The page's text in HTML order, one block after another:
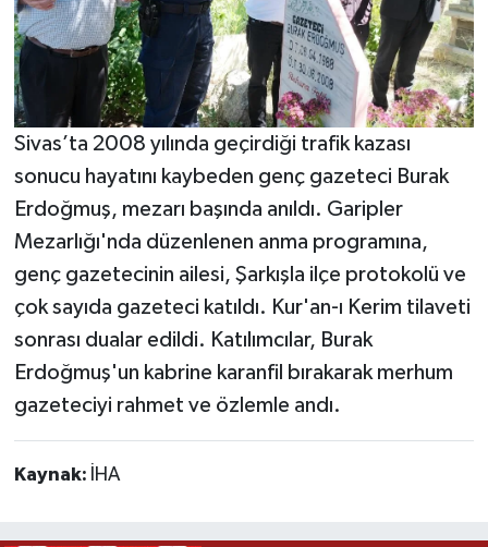
Sivas’ta 2008 yılında geçirdiği trafik kazası
sonucu hayatını kaybeden genç gazeteci Burak
Erdoğmuş, mezarı başında anıldı. Garipler
Mezarlığı'nda düzenlenen anma programına,
genç gazetecinin ailesi, Şarkışla ilçe protokolü ve
çok sayıda gazeteci katıldı. Kur'an-ı Kerim tilaveti
sonrası dualar edildi. Katılımcılar, Burak
Erdoğmuş'un kabrine karanfil bırakarak merhum
gazeteciyi rahmet ve özlemle andı.
Kaynak: İHA